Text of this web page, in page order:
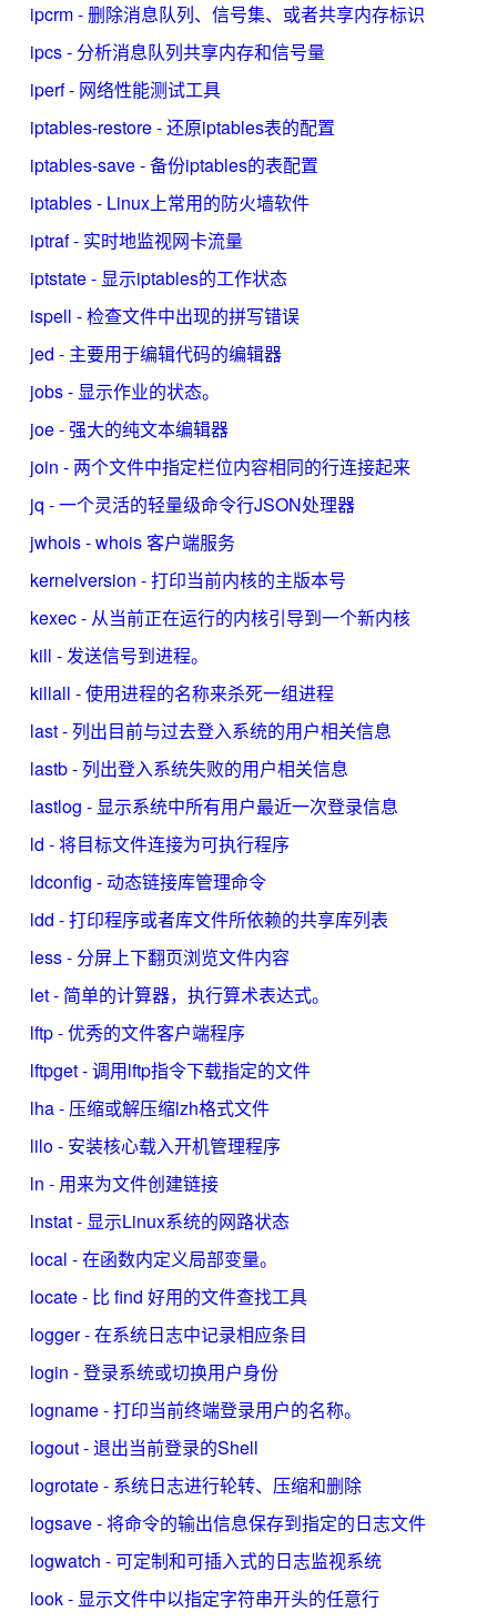
ipcrm - 删除消息队列、信号集、或者共享内存标识
ipcs - 分析消息队列共享内存和信号量
iperf - 网络性能测试工具
iptables-restore - 还原iptables表的配置
iptables-save - 备份iptables的表配置
iptables - Linux上常用的防火墙软件
iptraf - 实时地监视网卡流量
iptstate - 显示iptables的工作状态
ispell - 检查文件中出现的拼写错误
jed - 主要用于编辑代码的编辑器
jobs - 显示作业的状态。
joe - 强大的纯文本编辑器
join - 两个文件中指定栏位内容相同的行连接起来
jq - 一个灵活的轻量级命令行JSON处理器
jwhois - whois 客户端服务
kernelversion - 打印当前内核的主版本号
kexec - 从当前正在运行的内核引导到一个新内核
kill - 发送信号到进程。
killall - 使用进程的名称来杀死一组进程
last - 列出目前与过去登入系统的用户相关信息
lastb - 列出登入系统失败的用户相关信息
lastlog - 显示系统中所有用户最近一次登录信息
ld - 将目标文件连接为可执行程序
ldconfig - 动态链接库管理命令
ldd - 打印程序或者库文件所依赖的共享库列表
less - 分屏上下翻页浏览文件内容
let - 简单的计算器，执行算术表达式。
lftp - 优秀的文件客户端程序
lftpget - 调用lftp指令下载指定的文件
lha - 压缩或解压缩lzh格式文件
lilo - 安装核心载入开机管理程序
ln - 用来为文件创建链接
lnstat - 显示Linux系统的网路状态
local - 在函数内定义局部变量。
locate - 比 find 好用的文件查找工具
logger - 在系统日志中记录相应条目
login - 登录系统或切换用户身份
logname - 打印当前终端登录用户的名称。
logout - 退出当前登录的Shell
logrotate - 系统日志进行轮转、压缩和删除
logsave - 将命令的输出信息保存到指定的日志文件
logwatch - 可定制和可插入式的日志监视系统
look - 显示文件中以指定字符串开头的任意行